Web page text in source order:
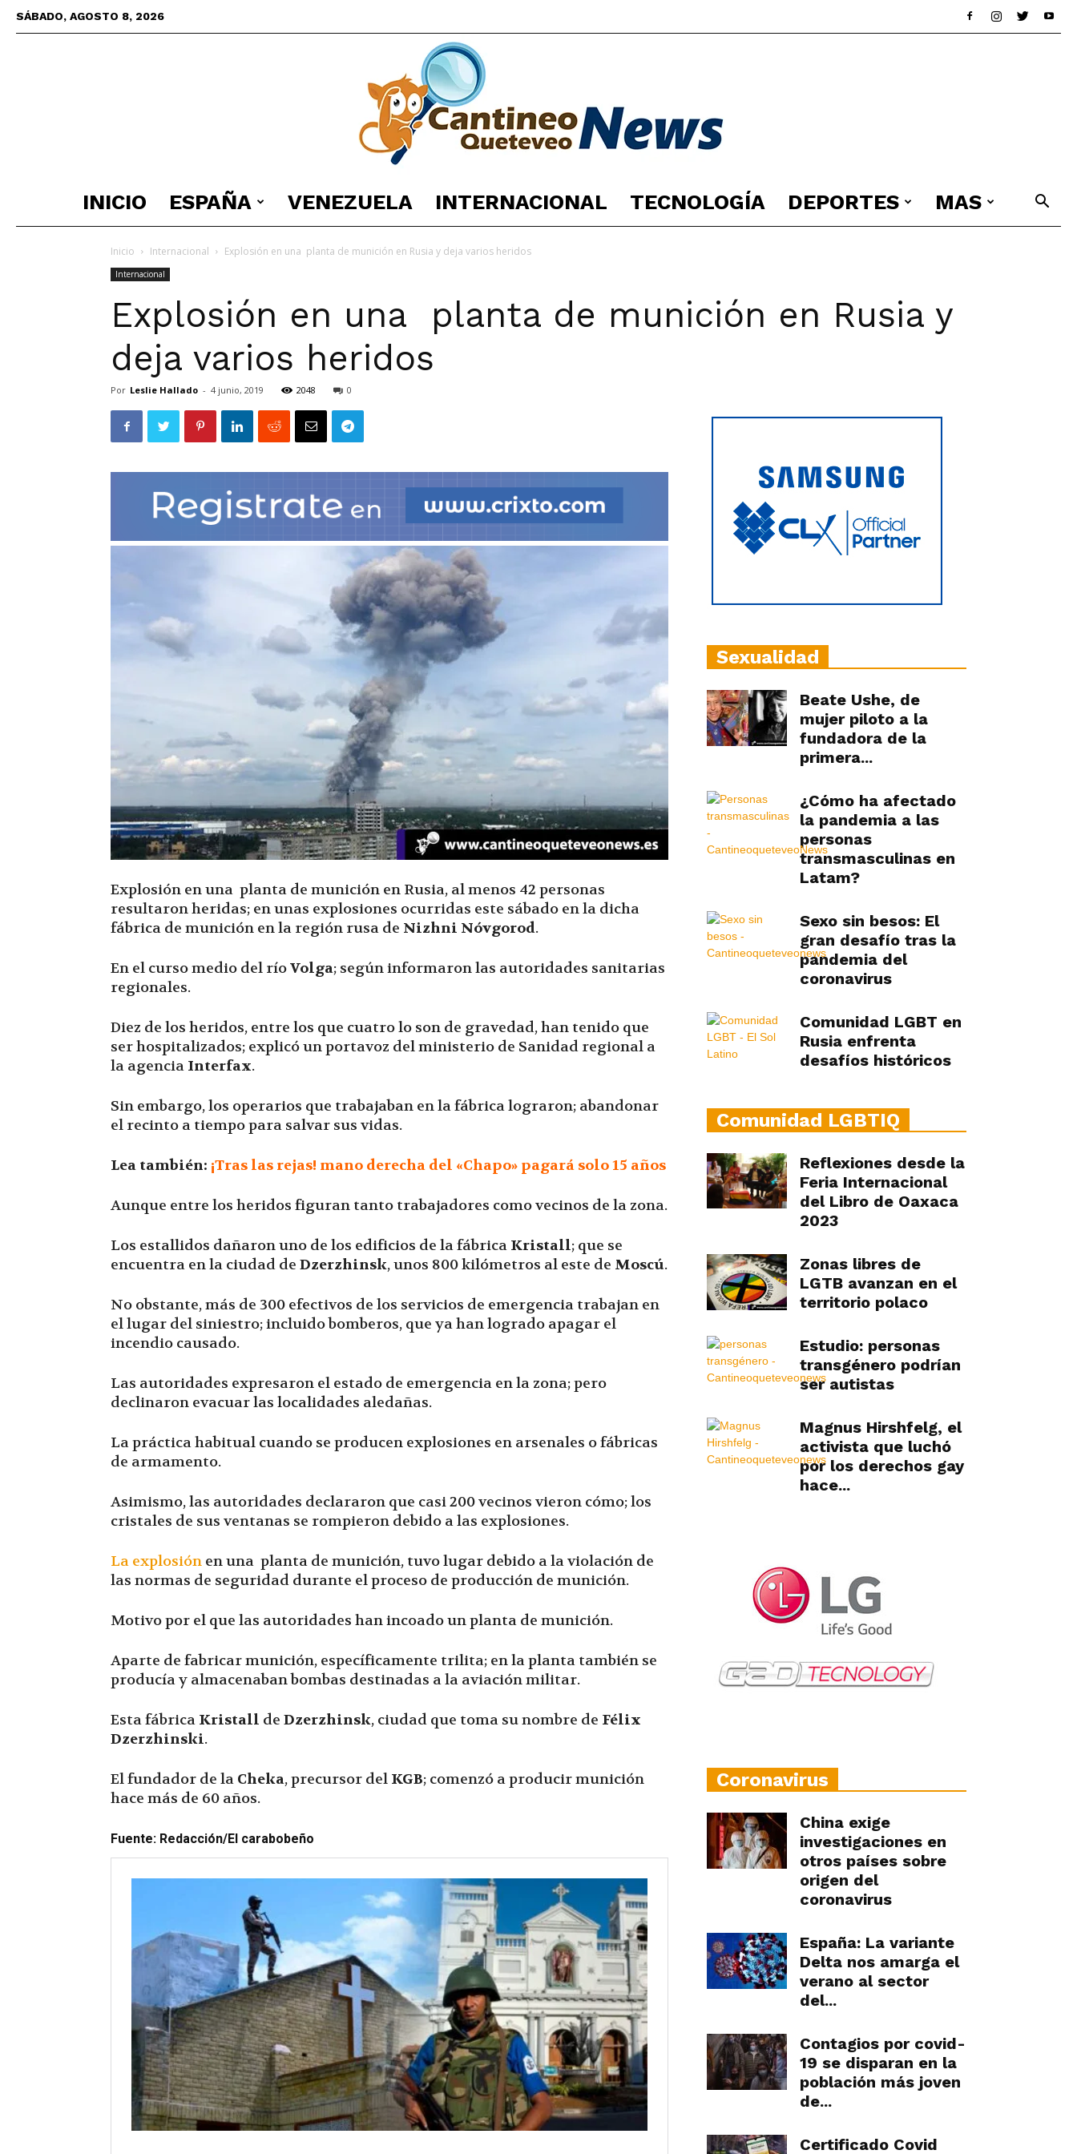
SÁBADO, AGOSTO 8, 2026
España
|
|
INICIO ESPAÑA VENEZUELA INTERNACIONAL TECNOLOGÍA DEPORTES MAS
Inicio Internacional Explosión en una planta de munición en Rusia y deja varios heridos
Internacional
Explosión en una planta de munición en Rusia y
deja varios heridos
Por Leslie Hallado - 4 junio, 2019 2048 0
Explosión en una planta de munición en Rusia, al menos 42 personas
resultaron heridas; en unas explosiones ocurridas este sábado en la dicha
fábrica de munición en la región rusa de Nizhni Nóvgorod.
En el curso medio del ríoVolga; según informaron las autoridades sanitarias
regionales.
Diez de los heridos, entre los que cuatro lo son de gravedad, han tenido que
ser hospitalizados; explicó un portavoz del ministerio de Sanidad regional a
la agencia Interfax.
Sin embargo, los operarios que trabajaban en la fábrica lograron; abandonar
el recinto a tiempo para salvar sus vidas.
Lea también: ¡Tras las rejas! mano derecha del «Chapo» pagará solo 15 años
Aunque entre los heridos figuran tanto trabajadores como vecinos de la zona.
Los estallidos dañaron uno de los edificios de la fábrica Kristall; que se
encuentra en la ciudad de Dzerzhinsk, unos 800 kilómetros al este de Moscú.
No obstante, más de 300 efectivos de los servicios de emergencia trabajan en
el lugar del siniestro; incluido bomberos, que ya han logrado apagar el
incendio causado.
Las autoridades expresaron el estado de emergencia en la zona; pero
declinaron evacuar las localidades aledañas.
La práctica habitual cuando se producen explosiones en arsenales o fábricas
de armamento.
Asimismo, las autoridades declararon que casi 200 vecinos vieron cómo; los
cristales de sus ventanas se rompieron debido a las explosiones.
La explosión en una planta de munición, tuvo lugar debido a la violación de
las normas de seguridad durante el proceso de producción de munición.
Motivo por el que las autoridades han incoado un planta de munición.
Aparte de fabricar munición, específicamente trilita; en la planta también se
producía y almacenaban bombas destinadas a la aviación militar.
Esta fábrica Kristall de Dzerzhinsk, ciudad que toma su nombre de Félix
Dzerzhinski.
El fundador de la Cheka, precursor del KGB; comenzó a producir munición
hace más de 60 años.
Fuente: Redacción/El carabobeño
Sexualidad
Beate Ushe, de
mujer piloto a la
fundadora de la
primera...
¿Cómo ha afectado
la pandemia a las
personas
transmasculinas en
Latam?
Sexo sin besos: El
gran desafío tras la
pandemia del
coronavirus
Comunidad LGBT en
Rusia enfrenta
desafíos históricos
Comunidad LGBTIQ
Reflexiones desde la
Feria Internacional
del Libro de Oaxaca
2023
Zonas libres de
LGTB avanzan en el
territorio polaco
Estudio: personas
transgénero podrían
ser autistas
Magnus Hirshfelg, el
activista que luchó
por los derechos gay
hace...
Coronavirus
China exige
investigaciones en
otros países sobre
origen del
coronavirus
España: La variante
Delta nos amarga el
verano al sector
del...
Contagios por covid-
19 se disparan en la
población más joven
de...
Certificado Covid